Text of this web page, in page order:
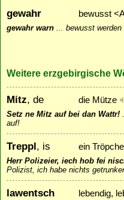
gewahr bewusst
gewahr warn ... bewusst werden
Weitere erzgebirgische
Mitz, de die Mütze
Setz ne Mitz auf bei dan Wattr!
auf!
Treppl, is ein
Herr Polizeier, iech hob fei
Polizist, ich habe nichts
lawentsch lebendig,